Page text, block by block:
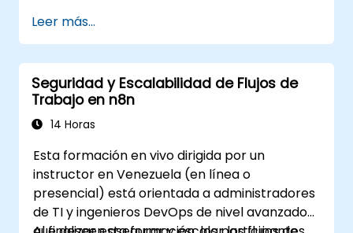
Implementar flujos de trabajo
personalizados para automatizar tareas y
procesos de IoT.
Utilizar protocolos de IoT como MQTT y
APIs REST dentro de los flujos de trabajo
de n8n.
optimizar flujos de trabajo de
automatización de IoT.
Leer más...
Seguridad y Escalabilidad de Flujos de
Trabajo en n8n
14 Horas
Esta formación en vivo dirigida por un
instructor en Venezuela (en línea o
presencial) está orientada a administradores
de TI y ingenieros DevOps de nivel avanzado